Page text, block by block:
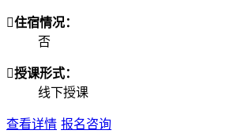
住宿情况：
否
授课形式：
线下授课
查看详情 报名咨询